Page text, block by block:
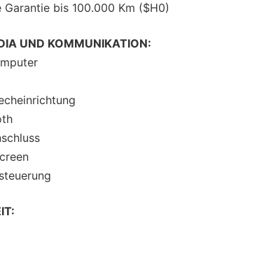
Garantie bis 100.000 Km ($H0)
UND KOMMUNIKATION: